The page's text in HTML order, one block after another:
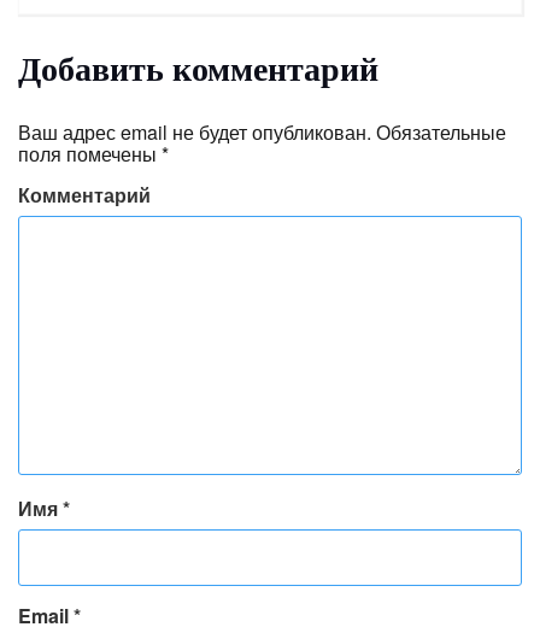
Добавить комментарий
Ваш адрес email не будет опубликован. Обязательные
поля помечены *
Комментарий
Имя*
Email*